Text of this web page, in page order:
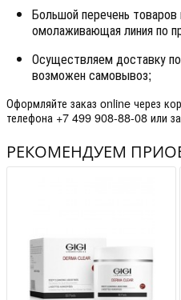
Большой перечень
омолаживающая линия по
Осуществляем доставку
возможен самовывоз;
Оформляйте заказ online через
телефона +7 499 908-88-08 или
РЕКОМЕНДУЕМ